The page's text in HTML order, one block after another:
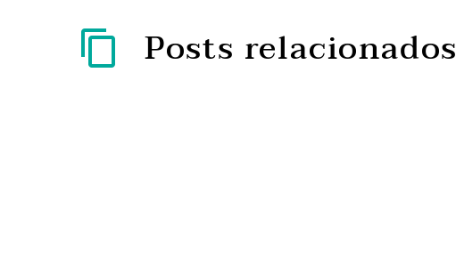
Posts relacionados